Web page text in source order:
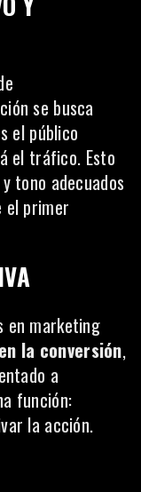
se busca
el público
el tráfico. Esto
tono adecuados
el primer
en marketing
la conversión,
a
función:
la acción.